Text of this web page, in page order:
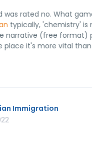
was rated no. What
typically, 'chemistry' is
narrative (free format)
place it's more vital
Immigration